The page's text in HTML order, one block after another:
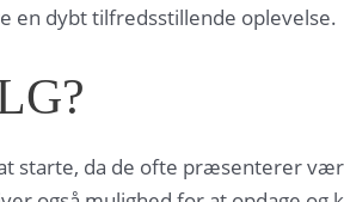
en dybt tilfredsstillende oplevelse.
starte, da de ofte præsenterer